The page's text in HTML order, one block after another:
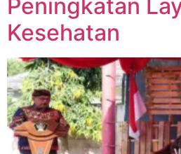
Peningkatan
Kesehatan